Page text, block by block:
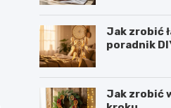
Jak zrobić
poradnik
Jak zrobić